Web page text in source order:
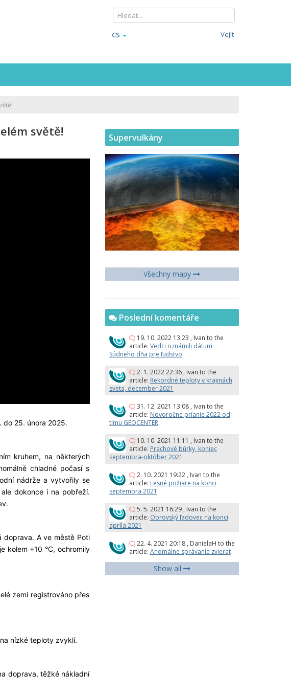
CS Vejít
světě!
do 25. února 2025.
kruhem, na některých
chladné počasí s
nádrže a vytvořily se
dokonce i na pobřeží.
doprava. A ve městě Poti
kolem +10 °C, ochromily
zemi registrováno přes
nízké teploty zvyklí.
doprava, těžké nákladní
Supervulkány
Všechny mapy
Poslední komentáře
19. 10. 2022 13:23 , Ivan to the
article: Vedci oznámili dátum
Súdneho dňa pre ľudstvo
2. 1. 2022 22:36 , Ivan to the
article: Rekordné teploty v krajinách
sveta, december 2021
31. 12. 2021 13:08 , Ivan to the
article: Novoročné prianie 2022 od
tímu GEOCENTER
10. 10. 2021 11:11 , Ivan to the
article: Prachové búrky, koniec
septembra-október 2021
2. 10. 2021 19:22 , Ivan to the
article: Lesné požiare na konci
septembra 2021
5. 5. 2021 16:29 , Ivan to the
article: Obrovský ľadovec na konci
apríla 2021
22. 4. 2021 20:18 , DanielaH to the
article: Anomálne správanie zvierat
Show all